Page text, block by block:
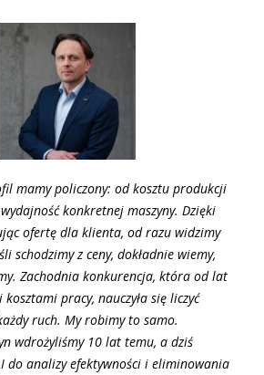
mamy policzony: od kosztu produkcji
konkretnej maszyny. Dzięki
ofertę dla klienta, od razu widzimy
schodzimy z ceny, dokładnie wiemy,
Zachodnia konkurencja, która od lat
pracy, nauczyła się liczyć
ruch. My robimy to samo.
wdrożyliśmy 10 lat temu, a dziś
do analizy efektywności i eliminowania